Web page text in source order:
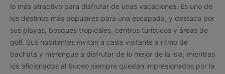
lo más atractivo para disfrutar de unas vacaciones. Es uno de
los destinos más populares para una escapada, y destaca por
sus playas, bosques tropicales, centros turísticos y áreas de
golf. Sus habitantes invitan a cada visitante a ritmo de
bachata y merengue a disfrutar de lo mejor de la isla, mientras
los aficionados al buceo siempre quedan impresionados por la